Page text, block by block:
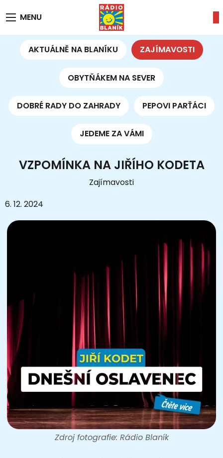
MENU
AKTUÁLNĚ NA BLANÍKU ZAJÍMAVOSTI
OBYTŇÁKEM NA SEVER
DOBRÉ RADY DO ZAHRADY PEPOVI PARŤÁCI
JEDEME ZA VÁMI
VZPOMÍNKA NA JIŘÍHO KODETA
Zajímavosti
6. 12. 2024
Zdroj fotografie: Rádio Blaník